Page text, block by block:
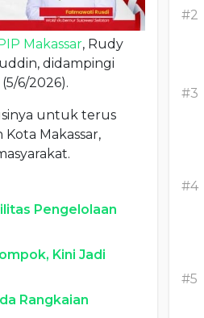
PIP Makassar, Rudy
didampingi
6/2026).
untuk terus
Makassar,
Pengelolaan
Kini Jadi
Rangkaian
#2
#3
#4
#5